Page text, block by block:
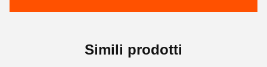
Simili prodotti